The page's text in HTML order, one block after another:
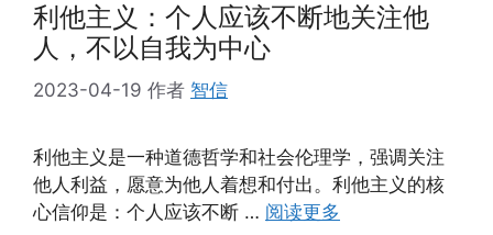
利他主义：个人应该不断地关注他
人，不以自我为中心
2023-04-19 作者 智信
利他主义是一种道德哲学和社会伦理学，强调关注
他人利益，愿意为他人着想和付出。利他主义的核
心信仰是：个人应该不断 … 阅读更多